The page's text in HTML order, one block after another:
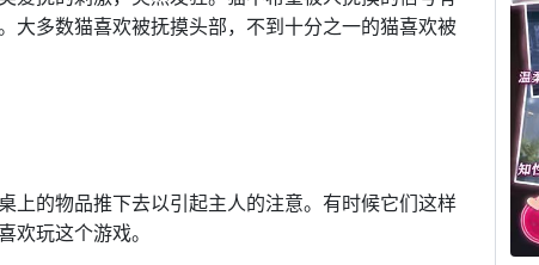
大多数猫喜欢被抚摸头部，不到十分之一的猫喜欢被
上的物品推下去以引起主人的注意。有时候它们这样
欢玩这个游戏。